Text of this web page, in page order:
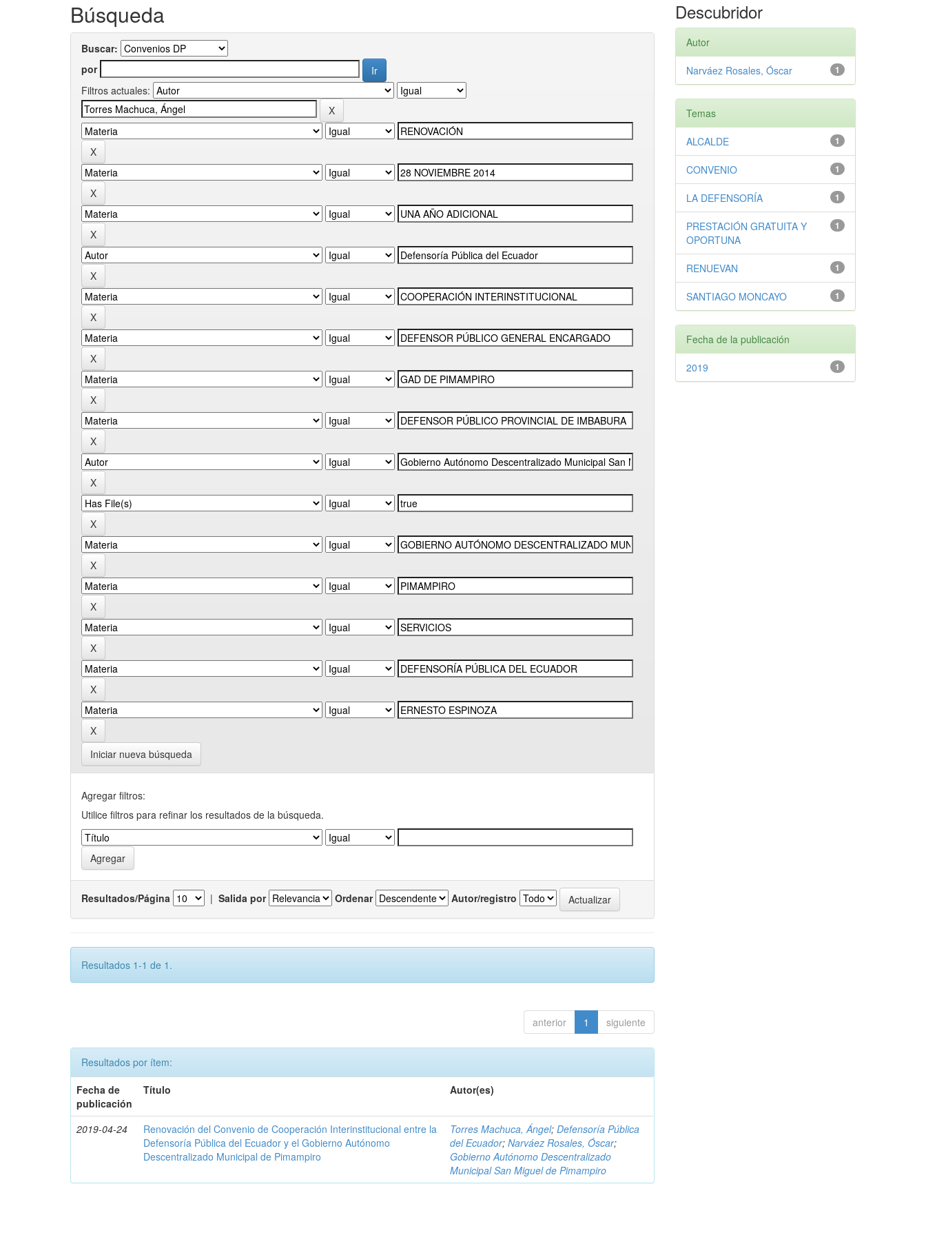
Búsqueda
Buscar:
por
Filtros actuales:
Iniciar nueva búsqueda
Agregar filtros:
Utilice filtros para refinar los resultados de la búsqueda.
Resultados/Página | Salida por Ordenar Autor/registro
Resultados 1-1 de 1.
anterior 1 siguiente
Resultados por ítem:
Fecha de
publicación
Título Autor(es)
2019-04-24
Renovación del Convenio de Cooperación Interinstitucional entre la
Defensoría Pública del Ecuador y el Gobierno Autónomo
Descentralizado Municipal de Pimampiro
Torres Machuca, Ángel;Defensoría Pública
del Ecuador;Narváez Rosales, Óscar;
Gobierno Autónomo Descentralizado
Municipal San Miguel de Pimampiro
Descubridor
Autor
1
Narváez Rosales, Óscar
Temas
1
ALCALDE
1
CONVENIO
1
LA DEFENSORÍA
1
PRESTACIÓN GRATUITA Y
OPORTUNA
1
RENUEVAN
1
SANTIAGO MONCAYO
Fecha de la publicación
1
2019